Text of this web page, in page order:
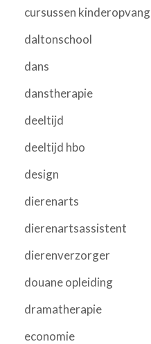
cursussen kinderopvang
daltonschool
dans
danstherapie
deeltijd
deeltijd hbo
design
dierenarts
dierenartsassistent
dierenverzorger
douane opleiding
dramatherapie
economie